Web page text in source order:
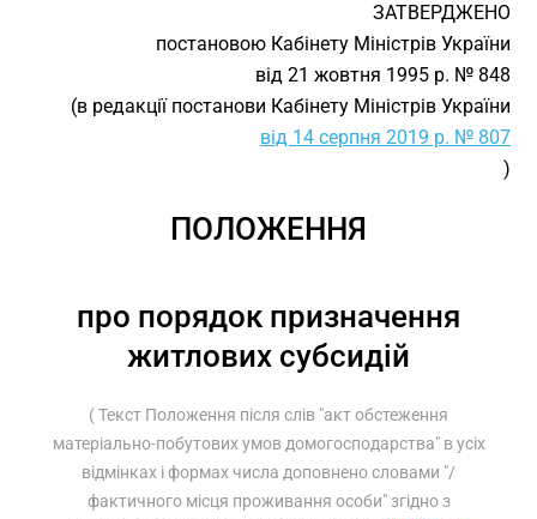
ЗАТВЕРДЖЕНО
постановою Кабінету Міністрів України
від 21 жовтня 1995 р. № 848
(в редакції постанови Кабінету Міністрів України
від 14 серпня 2019 р. № 807
)
ПОЛОЖЕННЯ
про порядок призначення
житлових субсидій
( Текст Положення після слів "акт обстеження
матеріально-побутових умов домогосподарства" в усіх
відмінках і формах числа доповнено словами "/
фактичного місця проживання особи" згідно з